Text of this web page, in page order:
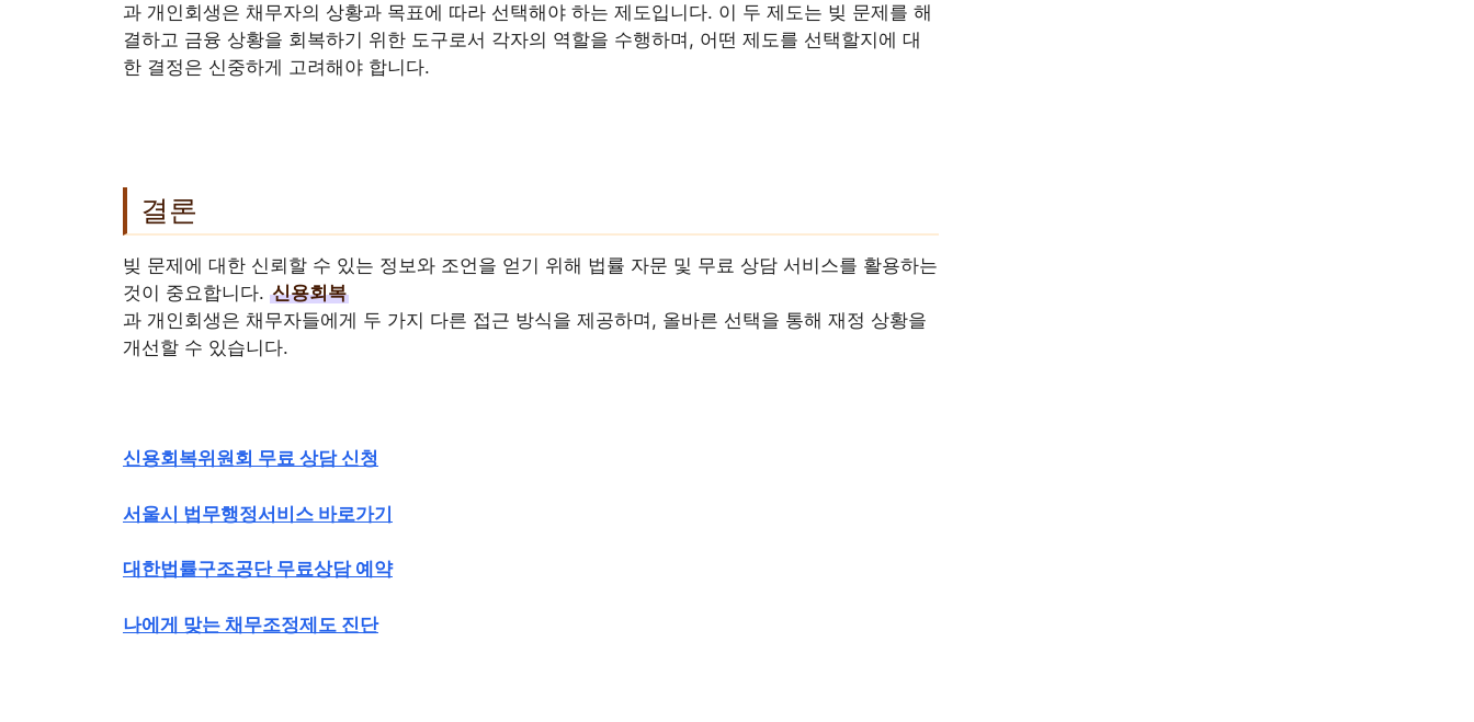
과 개인회생은 채무자의 상황과 목표에 따라 선택해야 하는 제도입니다. 이 두 제도는 빚 문제를 해
결하고 금융 상황을 회복하기 위한 도구로서 각자의 역할을 수행하며, 어떤 제도를 선택할지에 대
한 결정은 신중하게 고려해야 합니다.
결론
빚 문제에 대한 신뢰할 수 있는 정보와 조언을 얻기 위해 법률 자문 및 무료 상담 서비스를 활용하는
것이 중요합니다. 신용회복
과 개인회생은 채무자들에게 두 가지 다른 접근 방식을 제공하며, 올바른 선택을 통해 재정 상황을
개선할 수 있습니다.
신용회복위원회 무료 상담 신청
서울시 법무행정서비스 바로가기
대한법률구조공단 무료상담 예약
나에게 맞는 채무조정제도 진단